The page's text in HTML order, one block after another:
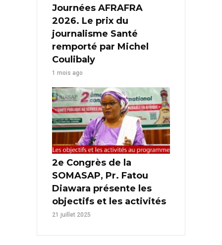
Journées AFRAFRA
2026. Le prix du
journalisme Santé
remporté par Michel
Coulibaly
1 mois ago
2e Congrès de la
SOMASAP, Pr. Fatou
Diawara présente les
objectifs et les activités
21 juillet 2025